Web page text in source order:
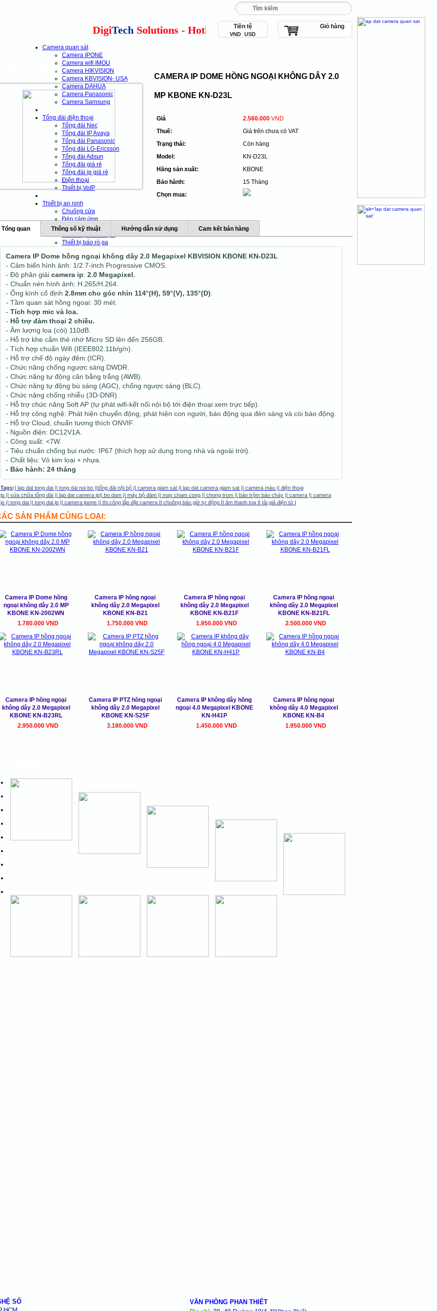
DigiTech Solutions - Hotline: 093 456 9 567
Tiền tệ
VND USD
Giỏ hàng
Camera quan sát
Camera IPONE
Camera wifi IMOU
Camera HIKVISION
Camera KBVISION- USA
Camera DAHUA
Camera Panasonic
Camera Samsung
Tổng đài điện thoại
Tổng đài Nec
Tổng đài IP Avaya
Tổng đài Panasonic
Tổng đài LG-Ericsson
Tổng đài Adsun
Tổng đài giá rẻ
Tổng đài ip giá rẻ
Điện thoại
Thiết bị VoIP
Thiết bị an ninh
Chuông cửa
Đèn cảm ứng
Đèn báo trộm
Báo cháy - Báo trộm
Thiết bị báo rò ga
Thiết bị chống sét
Thiết bị văn phòng
Thiết bị mạng - Wifi
Máy chủ
Máy bộ đàm
Máy chấm công
Máy chiếu và phụ kiện
Chuông báo giờ tự động
TIẾT SẢN PHẨM
CAMERA IP DOME HỒNG NGOẠI KHÔNG DÂY 2.0
MP KBONE KN-D23L
Giá
Thuế:
Trạng thái:
Model:
Hãng sản xuất:
Bảo hành:
Chọn mua:
2.560.000VND
Giá trên chưa có VAT
Còn hàng
KN-D23L
KBONE
15 Tháng
Tổng quan Thông số kỹ thuật Hướng dẫn sử dụng Cam kết bán hàng
Camera IP Dome hồng ngoại không dây 2.0 Megapixel KBVISION KBONE KN-D23L
- Cảm biến hình ảnh: 1/2.7-inch Progressive CMOS.
- Độ phân giải camera ip: 2.0 Megapixel.
- Chuẩn nén hình ảnh: H.265/H.264.
- Ống kính cố định 2.8mm cho góc nhìn 114°(H), 59°(V), 135°(D)
- Tầm quan sát hồng ngoại: 30 mét.
- Tích hợp mic và loa.
- Hỗ trợ đàm thoại 2 chiều.
- Âm lượng loa (còi) 110dB.
- Hỗ trợ khe cắm thẻ nhớ Micro SD lên đến 256GB.
- Tích hợp chuẩn Wifi (IEEE802.11b/g/n).
- Hỗ trợ chế độ ngày đêm (ICR).
- Chức năng chống ngược sáng DWDR.
- Chức năng tự động cân bằng trắng (AWB).
- Chức năng tự động bù sáng (AGC), chống ngược sáng (BLC).
- Chức năng chống nhiễu (3D-DNR).
- Hỗ trợ chức năng Soft AP (tự phát wifi-kết nối nội bộ tới điện thoại xem trực tiếp).
- Hỗ trợ công nghệ: Phát hiện chuyển động, phát hiện con người, báo động qua đèn sáng và còi báo động.
- Hỗ trợ Cloud, chuẩn tương thích ONVIF.
- Nguồn điện: DC12V1A.
- Công suất: <7W.
- Tiêu chuẩn chống bụi nước: IP67 (thích hợp sử dụng trong nhà và ngoài trời).
- Chất liệu: Vỏ kim loại + nhựa.
- Bảo hành: 24 tháng
Tags:| lap dat tong dai || tong dai noi bo ||tổng đài nội bộ || camera giam sat || lap dat camera giam sat || camera màu || điện thoại
ip || sửa chữa tổng đài || lap dat camera ip|| bo dam || máy bộ đàm || may cham cong || chong trom || báo trộm báo cháy|| camera|| camera
ip || tong dai || tong dai ip|| camera ipone || thi công lắp đặt cameraII chuông báo giờ tự độngII âm thanh toaII tải giả điện tửI
SẢN PHẨM CÙNG LOẠI:
Camera IP Dome hồng
ngoại không dây 2.0 MP
KBONE KN-2002WN
1.780.000 VND
Camera IP hồng ngoại
không dây 2.0 Megapixel
KBONE KN-B21
1.750.000 VND
Camera IP hồng ngoại
không dây 2.0 Megapixel
KBONE KN-B21F
1.950.000 VND
Camera IP hồng ngoại
không dây 2.0 Megapixel
KBONE KN-B21FL
2.500.000 VND
Camera IP hồng ngoại
không dây 2.0 Megapixel
KBONE KN-B23RL
2.950.000 VND
Camera IP PTZ hồng ngoại
không dây 2.0 Megapixel
KBONE KN-S25F
3.180.000 VND
Camera IP không dây hồng
ngoại 4.0 Megapixel KBONE
KN-H41P
1.450.000 VND
Camera IP hồng ngoại
không dây 4.0 Megapixel
KBONE KN-B4
1.950.000 VND
SỐ
VĂN PHÒNG PHAN THIẾT